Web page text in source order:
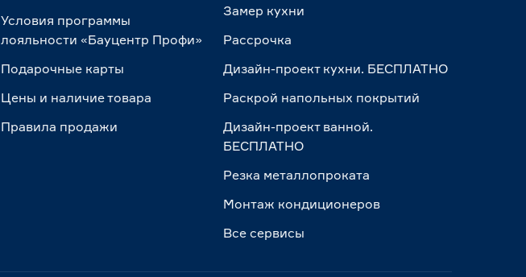
Условия программы
лояльности «Бауцентр Профи»
Подарочные карты
Цены и наличие товара
Правила продажи
Замер кухни
Рассрочка
Дизайн-проект кухни. БЕСПЛАТНО
Раскрой напольных покрытий
Дизайн-проект ванной.
БЕСПЛАТНО
Резка металлопроката
Монтаж кондиционеров
Все сервисы